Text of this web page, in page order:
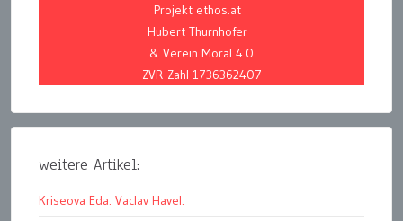
Projekt ethos.at
Hubert Thurnhofer
& Verein Moral 4.0
ZVR-Zahl 1736362407
weitere Artikel:
Kriseova Eda: Vaclav Havel.